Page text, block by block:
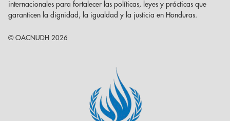
internacionales para fortalecer las políticas, leyes y prácticas que
garanticen la dignidad, la igualdad y la justicia en Honduras.
© OACNUDH 2026